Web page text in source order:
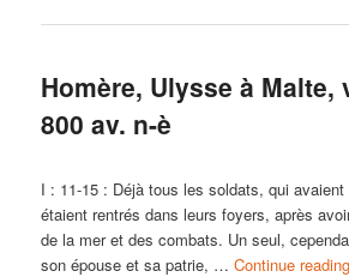
Homère, Ulysse à Malte,
800 av. n-è
I : 11-15 : Déjà tous les soldats, qui
étaient rentrés dans leurs foyers, après
de la mer et des combats. Un seul,
son épouse et sa patrie, …Continue reading